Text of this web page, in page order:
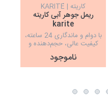
کاریته | KARITÉ
ریمل جوهر آبی کاریته
karite
با دوام و ماندگاری 24 ساعته،
کیفیت عالی، حجم‌دهنده و
بلندکننده
ناموجود